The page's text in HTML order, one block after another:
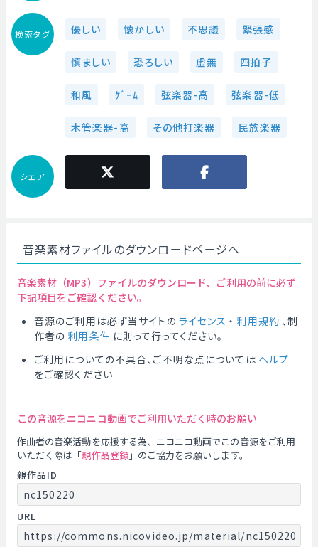
検索タグ 優しい 懐かしい 不思議 緊張感
慎ましい 恐ろしい 虚無 四拍子
和風 ｹﾞｰﾑ 弦楽器-高 弦楽器-低
木管楽器-高 その他打楽器 民族楽器
シェア
音楽素材ファイルのダウンロードページへ
音楽素材（MP3）ファイルのダウンロード、ご利用の前に必ず
下記項目をご確認ください。
音源のご利用は必ず当サイトの ライセンス ・ 利用規約 、制
作者の 利用条件 に則って行ってください。
ご利用についての不具合、ご不明な点については ヘルプ
をご確認ください
この音源をニコニコ動画でご利用いただく時のお願い
作曲者の音楽活動を応援する為、ニコニコ動画でこの音源をご利用
いただく際は「親作品登録」のご協力をお願いします。
親作品ID
nc150220
URL
https://commons.nicovideo.jp/material/nc150220